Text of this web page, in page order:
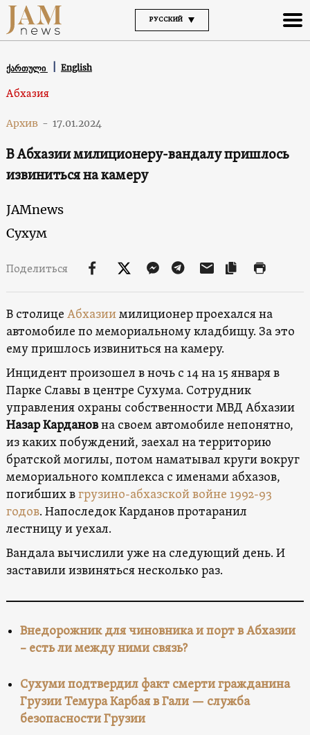
РУССКИЙ
ქართული English
Абхазия
Архив - 17.01.2024
В Абхазии милиционеру-вандалу пришлось
извиниться на камеру
JAMnews
Сухум
Поделиться
В столице Абхазиимилиционер проехался на
автомобиле по мемориальному кладбищу. За это
ему пришлось извиниться на камеру.
Инцидент произошел в ночь с 14 на 15 января в
Парке Славы в центре Сухума. Сотрудник
управления охраны собственности МВД Абхазии
Назар Кардановна своем автомобиле непонятно,
из каких побуждений, заехал на территорию
братской могилы, потом наматывал круги вокруг
мемориального комплекса с именами абхазов,
погибших вгрузино-абхазской войне 1992-93
годов. Напоследок Карданов протаранил
лестницу и уехал.
Вандала вычислили уже на следующий день. И
заставили извиняться несколько раз.
Внедорожник для чиновника и порт в Абхазии
– есть ли между ними связь?
Сухуми подтвердил факт смерти гражданина
Грузии Темура Карбая в Гали — служба
безопасности Грузии